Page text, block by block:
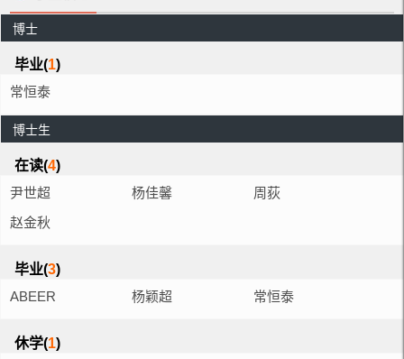
博士
毕业(1)
常恒泰
博士生
在读(4)
尹世超
杨佳馨
周荻
赵金秋
毕业(3)
ABEER
ELTEGANY
杨颖超 常恒泰
休学(1)